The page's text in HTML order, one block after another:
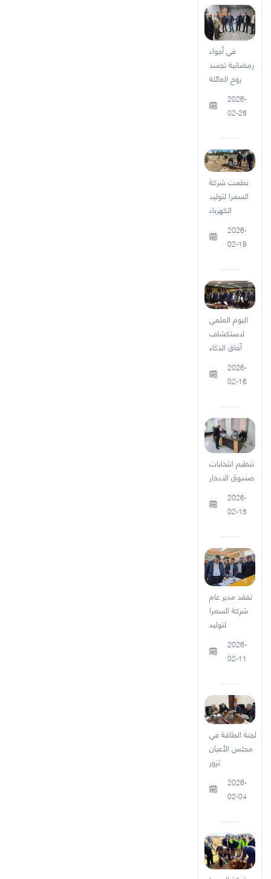
في أجواء
رمضانية تجسد
روح العائلة
2026-
02-25
نظمت شركة
السمرا لتوليد
الكهرباء
2026-
02-18
اليوم العلمي
لاستكشاف
آفاق الذكاء
2026-
02-16
تنظيم انتخابات
صندوق الادخار
2026-
02-15
تفقد مدير عام
شركة السمرا
لتوليد
2026-
02-11
لجنة الطاقة في
مجلس الأعيان
تزور
2026-
02-04